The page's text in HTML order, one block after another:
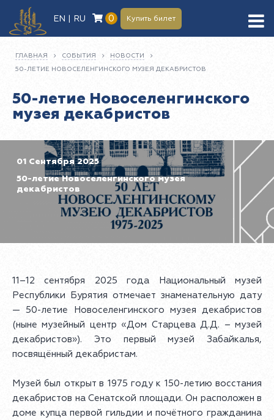
EN | RU 0 Купить билет
ГЛАВНАЯ СОБЫТИЯ
НОВОСТИ
50-ЛЕТИЕ НОВОСЕЛЕНГИНСКОГО МУЗЕЯ ДЕКАБРИСТОВ
50-летие Новоселенгинского
музея декабристов
01 Сентября 2025
50-летие Новоселенгинского музея
декабристов
11–12 сентября 2025 года Национальный музей
Республики Бурятия отмечает знаменательную дату
— 50-летие Новоселенгинского музея декабристов
(ныне музейный центр «Дом Старцева Д.Д. – музей
декабристов»). Это первый музей Забайкалья,
посвящённый декабристам.
Музей был открыт в 1975 году к 150-летию восстания
декабристов на Сенатской площади. Он расположен в
доме купца первой гильдии и почётного гражданина